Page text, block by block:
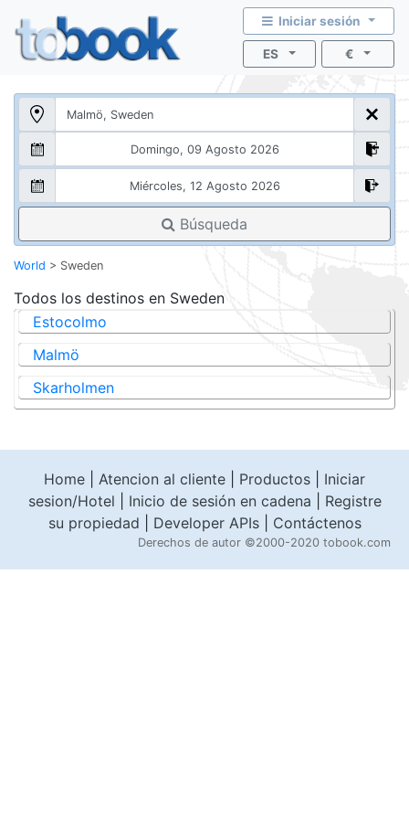
Iniciar sesión
ES €
Búsqueda
World > Sweden
Todos los destinos en Sweden
Estocolmo
Malmö
Skarholmen
Home Atencion al cliente Productos
Iniciar
sesion/Hotel
Inicio de sesión en cadena
Registre
su propiedad
Developer APIs| Contáctenos
Derechos de autor ©2000-2020 tobook.com